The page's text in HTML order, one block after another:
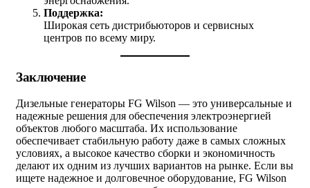
Поддержка:
Широкая сеть дистрибьюторов и сервисных
центров по всему миру.
Заключение
Дизельные генераторы FG Wilson — это универсальные и
надежные решения для обеспечения электроэнергией
объектов любого масштаба. Их использование
обеспечивает стабильную работу даже в самых сложных
условиях, а высокое качество сборки и экономичность
делают их одним из лучших вариантов на рынке. Если вы
ищете надежное и долговечное оборудование, FG Wilson